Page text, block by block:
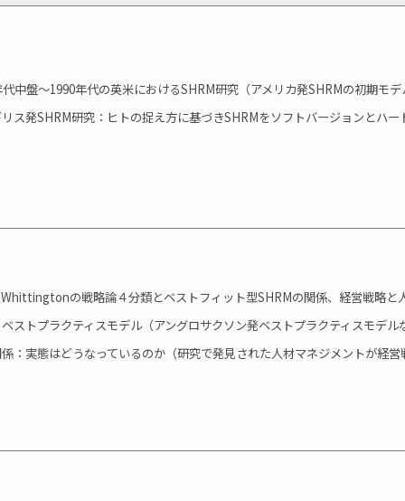
中盤～1990年代の英米におけるSHRM研究（アメリカ発SHRMの初期モ
ス発SHRM研究：ヒトの捉え方に基づきSHRMをソフトバージョンとハー
の戦略論４分類とベストフィット型SHRMの関係、経営戦略と
ストプラクティスモデル（アングロサクソン発ベストプラクティスモデル
：実態はどうなっているのか（研究で発見された人材マネジメントが経営